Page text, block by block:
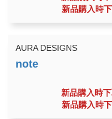
新品購入時
AURA DESIGNS
新品購入時下
新品購入時